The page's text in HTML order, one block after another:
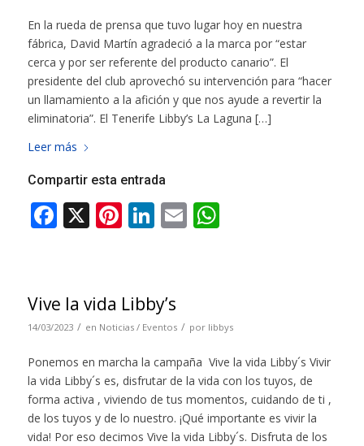
En la rueda de prensa que tuvo lugar hoy en nuestra
fábrica, David Martín agradeció a la marca por “estar
cerca y por ser referente del producto canario”. El
presidente del club aprovechó su intervención para “hacer
un llamamiento a la afición y que nos ayude a revertir la
eliminatoria”. El Tenerife Libby’s La Laguna […]
Leer más
Compartir esta entrada
Vive la vida Libby’s
14/03/2023 / en Noticias / Eventos / por libbys
Ponemos en marcha la campaña Vive la vida Libby´s Vivir
la vida Libby´s es, disfrutar de la vida con los tuyos, de
forma activa , viviendo de tus momentos, cuidando de ti ,
de los tuyos y de lo nuestro. ¡Qué importante es vivir la
vida! Por eso decimos Vive la vida Libby´s. Disfruta de los